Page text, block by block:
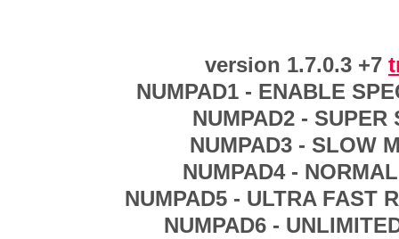
version 1.7.0.3 +7
NUMPAD1 - ENABLE
NUMPAD2 - SUPER
NUMPAD3 - SLOW
NUMPAD4 -
NUMPAD5 - ULTRA FAST
NUMPAD6 -